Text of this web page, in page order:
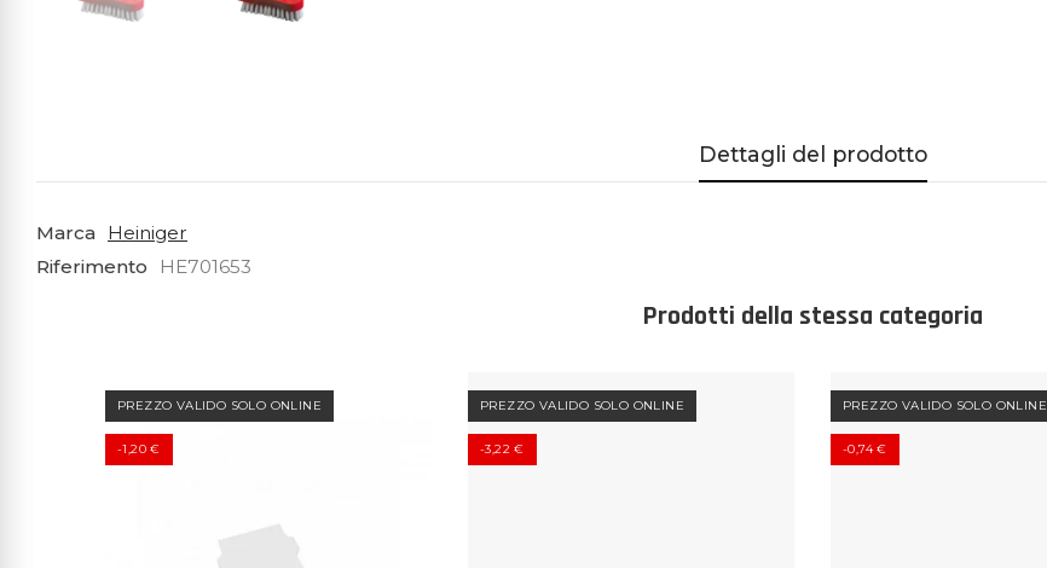
Dettagli del prodotto
Marca Heiniger
Riferimento
HE701653
Prodotti della stessa categoria
PREZZO VALIDO SOLO ONLINE
-1,20 €
PREZZO VALIDO SOLO ONLINE
-3,22 €
PREZZO VALIDO SOLO ONLINE
-0,74 €